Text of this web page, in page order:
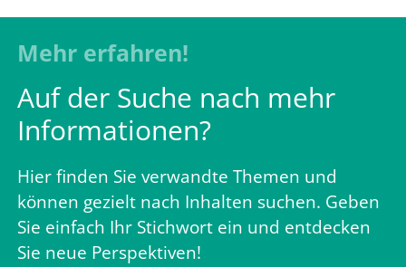
Mehr erfahren!
Auf der Suche nach mehr
Informationen?
Hier finden Sie verwandte Themen und
können gezielt nach Inhalten suchen. Geben
Sie einfach Ihr Stichwort ein und entdecken
Sie neue Perspektiven!